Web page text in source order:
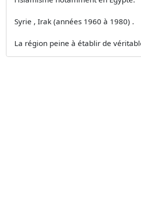
Syrie , Irak (années 1960 à 1980) .
La région peine à établir de